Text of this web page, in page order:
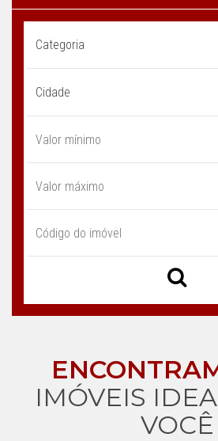
Categoria
Cidade
IMÓVEIS
VOCÊ